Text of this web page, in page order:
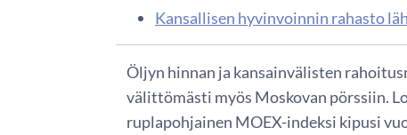
Kansallisen hyvinvoinnin rahasto
Öljyn hinnan ja kansainvälisten
välittömästi myös Moskovan pörssiin.
ruplapohjainen MOEX-indeksi kipusi